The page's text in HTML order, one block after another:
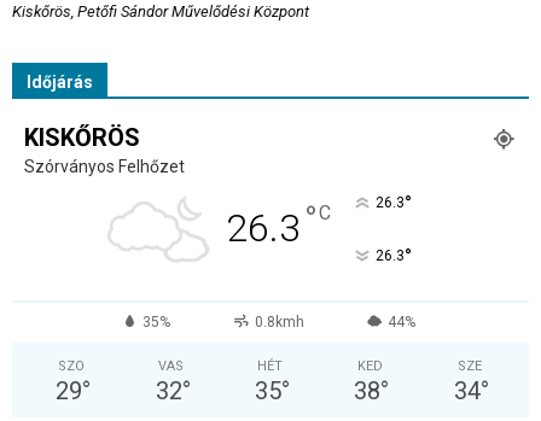
Kiskőrös, Petőfi Sándor Művelődési Központ
Időjárás
KISKŐRÖS
Szórványos Felhőzet
26.3 °C 26.3°
26.3°
35% 0.8kmh 44%
SZO
29°
VAS
32°
HÉT
35°
KED
38°
SZE
34°